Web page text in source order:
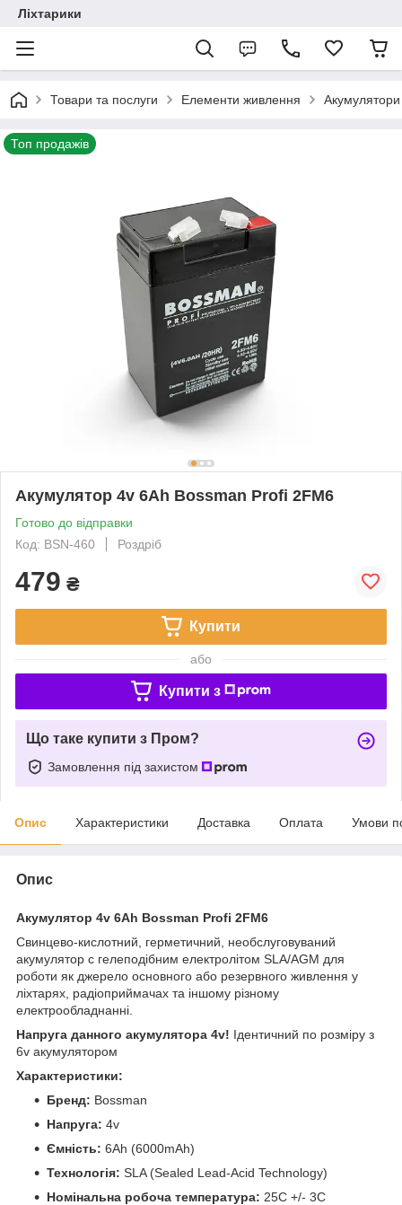
Ліхтарики
Товари та послуги Елементи живлення Акумулятори
Топ продажів
Акумулятор 4v 6Ah Bossman Profi 2FM6
Готово до відправки
Код: BSN-460
Роздріб
479 ₴
Купити
або
Купити з
Що таке купити з Пром?
Замовлення під захистом
Опис Характеристики Доставка Оплата Умови
Опис
Акумулятор 4v 6Ah Bossman Profi 2FM6
Свинцево-кислотний, герметичний, необслуговуваний
акумулятор c гелеподібним електролітом SLA/AGM для
роботи як джерело основного або резервного живлення у
ліхтарях, радіоприймачах та іншому різному
електрообладнанні.
Напруга данного акумулятора 4v! Ідентичний по розміру з
6v акумулятором
Характеристики:
Бренд: Bossman
Напруга: 4v
Ємність: 6Ah (6000mAh)
Технологія: SLA (Sealed Lead-Acid Technology)
Номінальна робоча температура: 25С +/- 3С